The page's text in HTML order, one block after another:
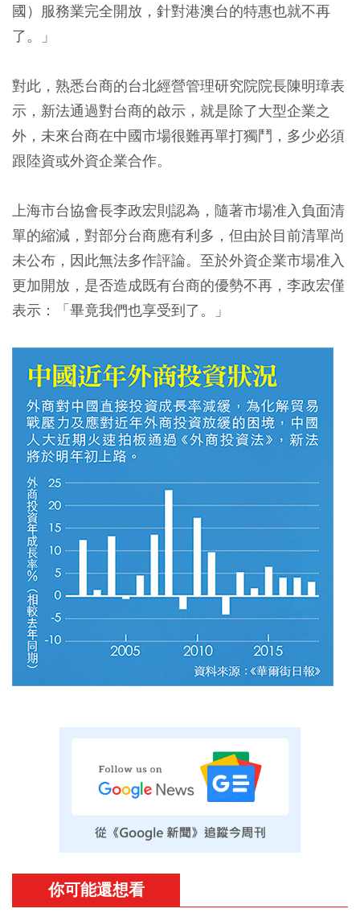
國）服務業完全開放，針對港澳台的特惠也就不再
了。」
對此，熟悉台商的台北經營管理研究院院長陳明璋表
示，新法通過對台商的啟示，就是除了大型企業之
外，未來台商在中國市場很難再單打獨鬥，多少必須
跟陸資或外資企業合作。
上海市台協會長李政宏則認為，隨著市場准入負面清
單的縮減，對部分台商應有利多，但由於目前清單尚
未公布，因此無法多作評論。至於外資企業市場准入
更加開放，是否造成既有台商的優勢不再，李政宏僅
表示：「畢竟我們也享受到了。」